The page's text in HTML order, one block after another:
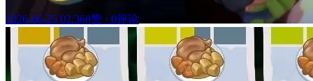
2026-06-25 02:360赞 · 0评论